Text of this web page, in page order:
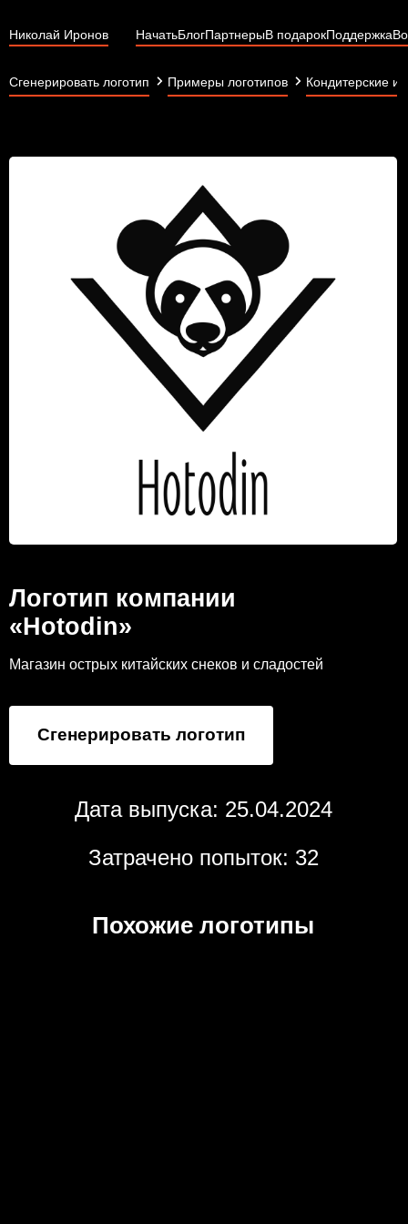
Николай Иронов НачатьБлогПартнерыВ подарокПоддержка
Сгенерировать логотип Примеры логотипов Кондитерские
Логотип компании
«Hotodin»
Магазин острых китайских снеков и сладостей
Сгенерировать логотип
Дата выпуска: 25.04.2024
Затрачено попыток: 32
Похожие логотипы